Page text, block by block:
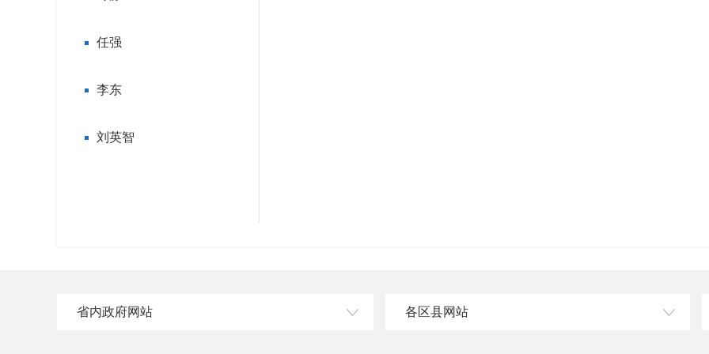
任强
李东
刘英智
省内政府网站 各区县网站